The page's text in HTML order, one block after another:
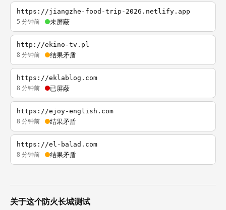
https://jiangzhe-food-trip-2026.netlify.app
5 分钟前 未屏蔽
http://ekino-tv.pl
8 分钟前 结果矛盾
https://eklablog.com
8 分钟前 已屏蔽
https://ejoy-english.com
8 分钟前 结果矛盾
https://el-balad.com
8 分钟前 结果矛盾
关于这个防火长城测试